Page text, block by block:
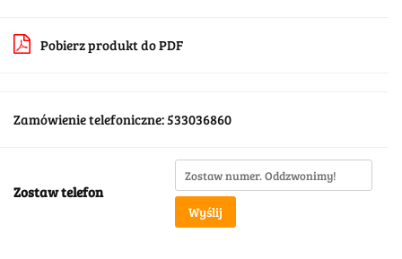
Pobierz produkt do PDF
Zamówienie telefoniczne: 533036860
Zostaw telefon
Wyślij